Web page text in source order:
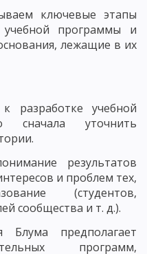
ключевые этапы
учебной программы и
лежащие в их
разработке учебной
сначала уточнить
результатов
и проблем тех,
(студентов,
сообщества и т. д.).
Блума предполагает
программ,